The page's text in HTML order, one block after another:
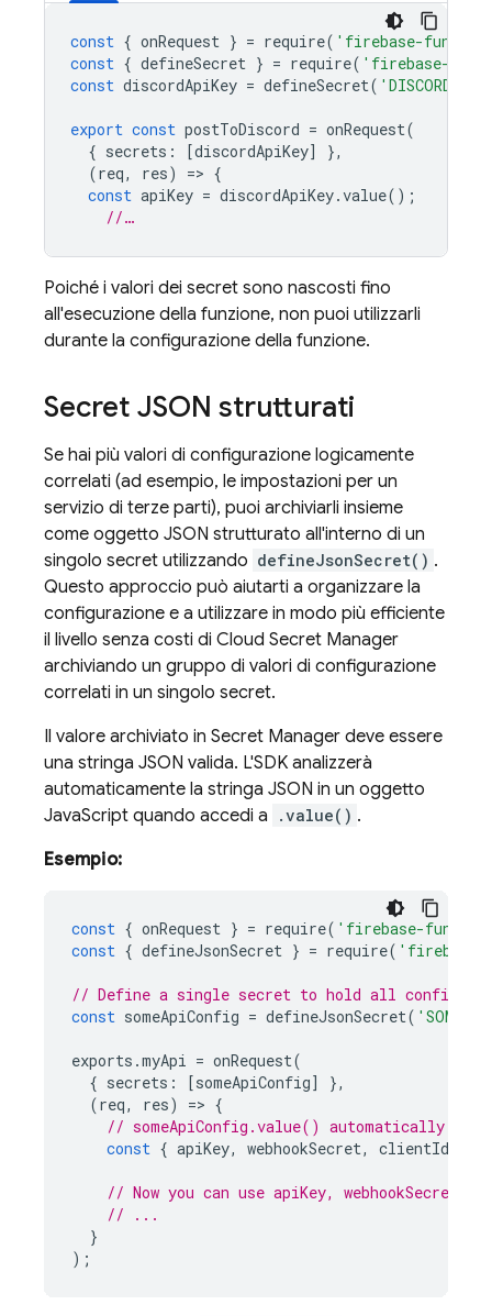
const { onRequest } = require( 'firebase-
const { defineSecret } = require( 'firebase-
const discordApiKey = defineSecret(
export const postToDiscord = onRequest(
{ secrets : [discordApiKey]
},
(req, res) => {
const apiKey = discordApiKey.value();
//…
Poiché i valori dei secret sono nascosti fino
all'esecuzione della funzione, non puoi utilizzarli
durante la configurazione della funzione.
Secret JSON strutturati
Se hai più valori di configurazione logicamente
correlati (ad esempio, le impostazioni per un
servizio di terze parti), puoi archiviarli insieme
come oggetto JSON strutturato all'interno di un
singolo secret utilizzando defineJsonSecret() .
Questo approccio può aiutarti a organizzare la
configurazione e a utilizzare in modo più efficiente
il livello senza costi di Cloud Secret Manager
archiviando un gruppo di valori di configurazione
correlati in un singolo secret.
Il valore archiviato in Secret Manager deve essere
una stringa JSON valida. L'SDK analizzerà
automaticamente la stringa JSON in un oggetto
JavaScript quando accedi a
.value() .
Esempio:
const { onRequest } = require( 'firebase-
const { defineJsonSecret } = require( 'firebase-
// Define a single secret to hold all
const someApiConfig = defineJsonSecret(
exports .myApi = onRequest(
{ secrets : [someApiConfig]
},
(req, res) => {
// someApiConfig.value() automatically
const { apiKey, webhookSecret, clientId
// Now you can use apiKey, webhookSecret,
// ...
}
);